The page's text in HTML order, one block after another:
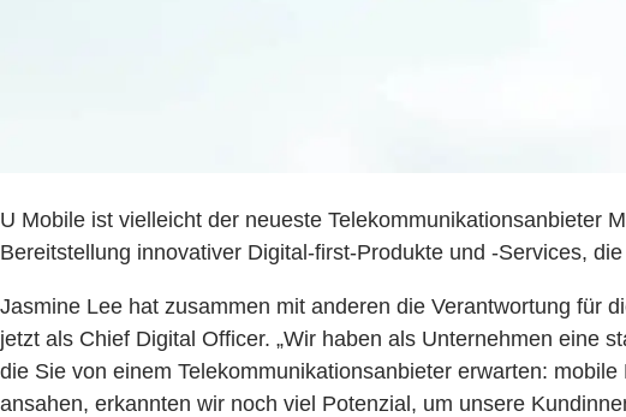
U Mobile ist vielleicht der neueste Telekommunikationsanbieter
Bereitstellung innovativer Digital-first-Produkte und -Services,
Jasmine Lee hat zusammen mit anderen die Verantwortung für
jetzt als Chief Digital Officer. „Wir haben als Unternehmen eine
die Sie von einem Telekommunikationsanbieter erwarten:
ansahen, erkannten wir noch viel Potenzial, um unsere